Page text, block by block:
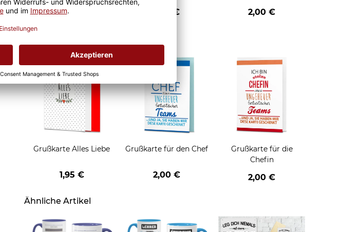
2,50 € 2,95 € 2,00 €
Grußkarten zum Verschenken
Grußkarte Alles Liebe
1,95 €
Grußkarte für den Chef
2,00 €
Grußkarte für die
Chefin
2,00 €
Ähnliche Artikel